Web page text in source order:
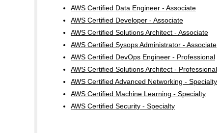
AWS Certified Data Engineer - Associate
AWS Certified Developer - Associate
AWS Certified Solutions Architect - Associate
AWS Certified Sysops Administrator - Associate
AWS Certified DevOps Engineer - Professional
AWS Certified Solutions Architect - Professional
AWS Certified Advanced Networking - Specialty
AWS Certified Machine Learning - Specialty
AWS Certified Security - Specialty